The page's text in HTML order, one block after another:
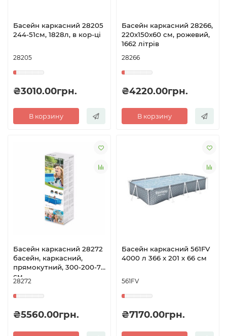
Басейн каркасний 28205
244-51см, 1828л, в кор-ці
28205
₴3010.00грн.
В корзину
Басейн каркасний 28266,
220х150х60 см, рожевий,
1662 літрів
28266
₴4220.00грн.
В корзину
Басейн каркасний 28272
басейн, каркасний,
прямокутний, 300-200-75
см
28272
₴5560.00грн.
Басейн каркасний 561FV
4000 л 366 х 201 х 66 см
561FV
₴7170.00грн.